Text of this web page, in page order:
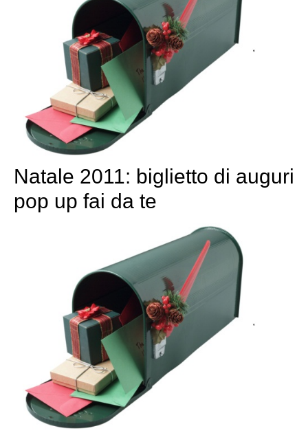
Natale 2011: biglietto di auguri
pop up fai da te